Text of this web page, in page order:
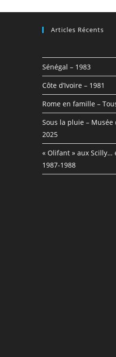
Articles Récents
Sénégal – 1983
Côte d’Ivoire – 1981
Rome en famille –
Sous la pluie – Musée
2025
« Olifant » aux Scilly…
1987-1988